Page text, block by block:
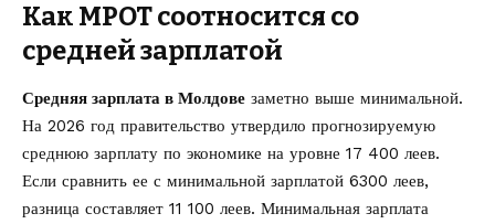
Как МРОТ соотносится со
средней зарплатой
Средняя зарплата в Молдове заметно выше минимальной.
На 2026 год правительство утвердило прогнозируемую
среднюю зарплату по экономике на уровне 17 400 леев.
Если сравнить ее с минимальной зарплатой 6300 леев,
разница составляет 11 100 леев. Минимальная зарплата